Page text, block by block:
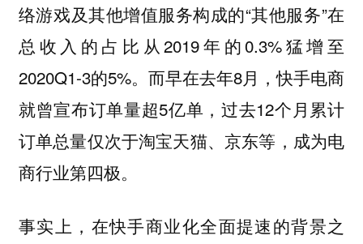
络游戏及其他增值服务构成的“其他服务”在
总收入的占比从2019年的0.3%猛增至
2020Q1-3的5%。而早在去年8月，快手电商
就曾宣布订单量超5亿单，过去12个月累计
订单总量仅次于淘宝天猫、京东等，成为电
商行业第四极。
事实上，在快手商业化全面提速的背景之